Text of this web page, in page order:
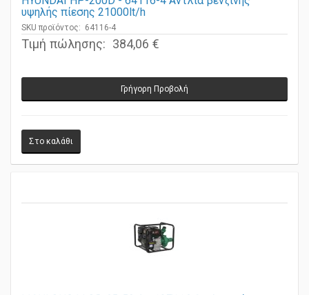
HYUNDAI HP-200D - 64116-4 Αντλία βενζίνης
υψηλής πίεσης 21000lt/h
SKU προϊόντος: 64116-4
Τιμή πώλησης: 384,06 €